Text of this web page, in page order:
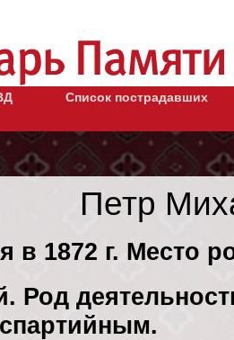
Список пострадавших
Петр
в 1872 г. Место
Род